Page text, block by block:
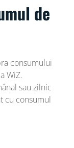
de
consumului
WiZ.
sau zilnic
cu consumul